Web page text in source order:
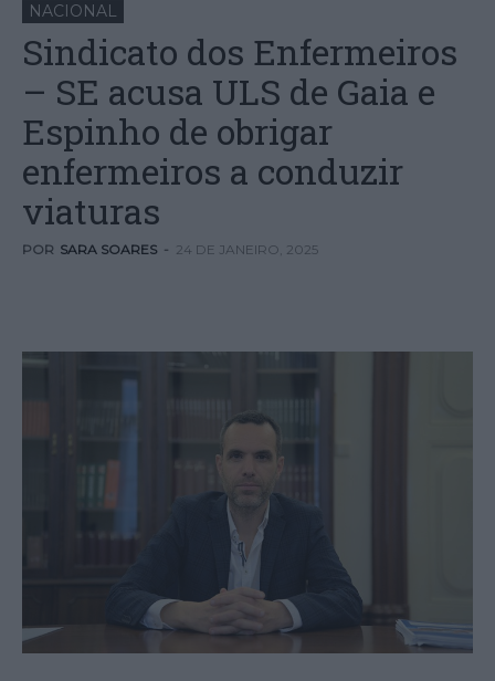
NACIONAL
Sindicato dos Enfermeiros
– SE acusa ULS de Gaia e
Espinho de obrigar
enfermeiros a conduzir
viaturas
POR SARA SOARES - 24 DE JANEIRO, 2025